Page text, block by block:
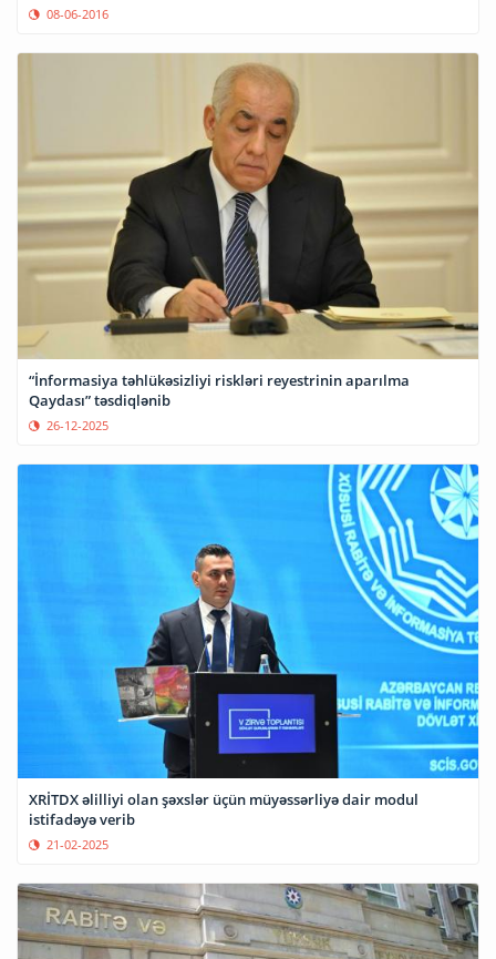
08-06-2016
“İnformasiya təhlükəsizliyi riskləri reyestrinin aparılma
Qaydası” təsdiqlənib
26-12-2025
XRİTDX əlilliyi olan şəxslər üçün müyəssərliyə dair modul
istifadəyə verib
21-02-2025